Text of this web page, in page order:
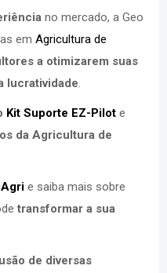
no mercado, a Geo
em Agricultura de
a otimizarem suas
lucratividade.
Kit Suporte EZ-Pilot e
da Agricultura de
e saiba mais sobre
transformar a sua
de diversas